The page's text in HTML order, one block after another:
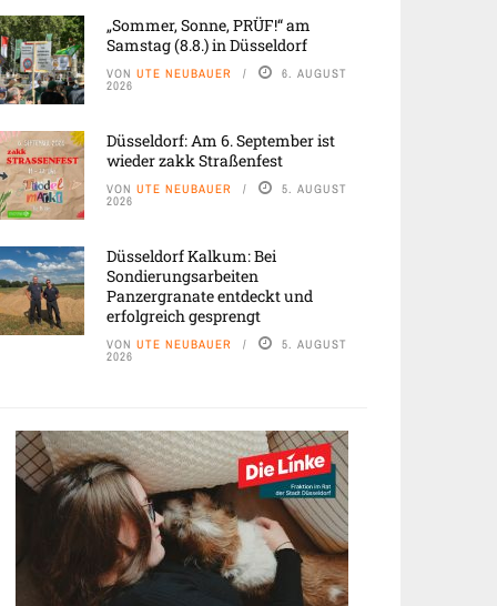
„Sommer, Sonne, PRÜF!“ am
Samstag (8.8.) in Düsseldorf
VON UTE NEUBAUER 6. AUGUST
2026
Düsseldorf: Am 6. September ist
wieder zakk Straßenfest
VON UTE NEUBAUER 5. AUGUST
2026
Düsseldorf Kalkum: Bei
Sondierungsarbeiten
Panzergranate entdeckt und
erfolgreich gesprengt
VON UTE NEUBAUER 5. AUGUST
2026